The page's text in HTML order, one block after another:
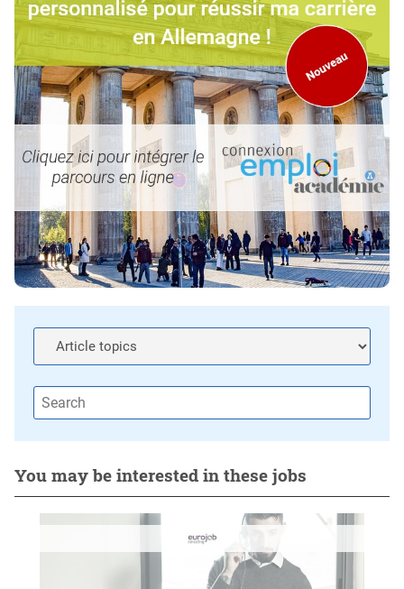
You may be interested in these jobs